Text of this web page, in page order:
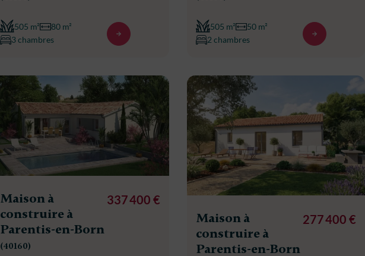
505 m²
80 m²
3 chambres
505 m²
50 m²
2 chambres
Maison à
construire à
Parentis-en-Born
(40160)
337 400 €
Maison à
construire à
Parentis-en-Born
277 400 €